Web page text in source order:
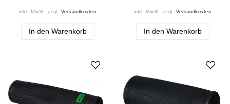
inkl. MwSt. zzgl. Versandkosten
In den Warenkorb
inkl. MwSt. zzgl. Versandkosten
In den Warenkorb